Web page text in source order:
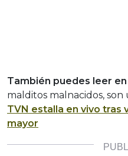
También puedes leer en
malditos malnacidos, son
TVN estalla en vivo tras
mayor